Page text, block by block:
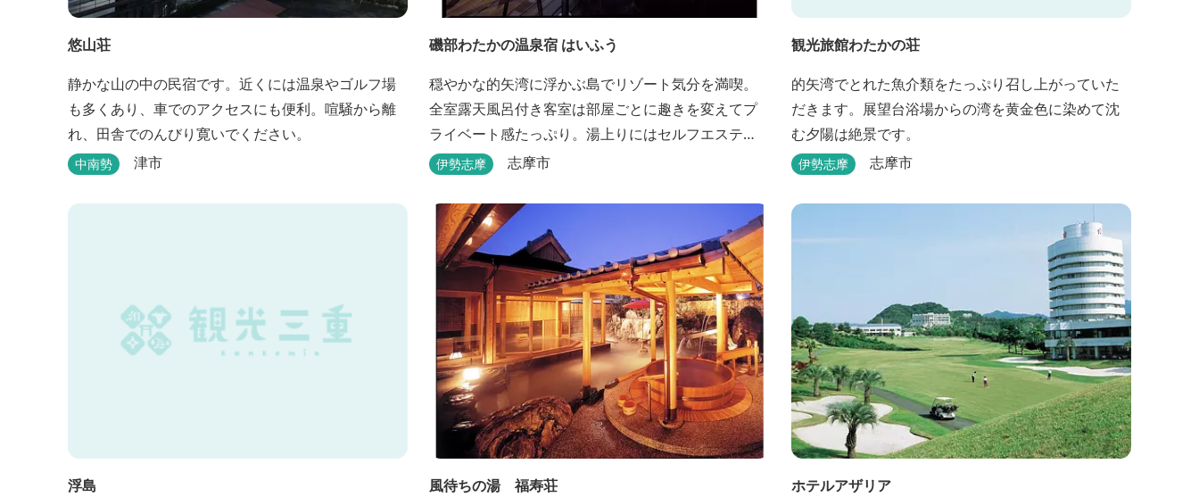
悠山荘
静かな山の中の民宿です。近くには温泉やゴルフ場
も多くあり、車でのアクセスにも便利。喧騒から離
れ、田舎でのんびり寛いでください。
中南勢 津市
磯部わたかの温泉宿 はいふう
穏やかな的矢湾に浮かぶ島でリゾート気分を満喫。
全室露天風呂付き客室は部屋ごとに趣きを変えてプ
ライベート感たっぷり。湯上りにはセルフエステ
を。伊勢志摩の旬を濃縮した創作和会席をダイニン
伊勢志摩 志摩市
観光旅館わたかの荘
的矢湾でとれた魚介類をたっぷり召し上がっていた
だきます。展望台浴場からの湾を黄金色に染めて沈
む夕陽は絶景です。
伊勢志摩 志摩市
浮島
風待ちの湯 福寿荘
ホテルアザリア